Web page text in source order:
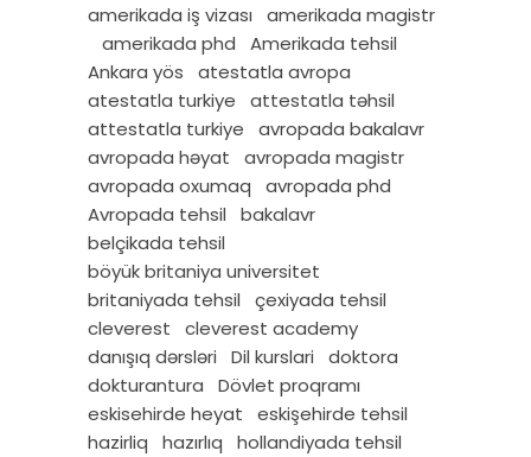
amerikada iş vizası
amerikada magistr
amerikada phd
Amerikada tehsil
Ankara yös
atestatla avropa
atestatla turkiye
attestatla təhsil
attestatla turkiye
avropada bakalavr
avropada həyat
avropada magistr
avropada oxumaq
avropada phd
Avropada tehsil
bakalavr
belçikada tehsil
böyük britaniya universitet
britaniyada tehsil
çexiyada tehsil
cleverest
cleverest academy
danışıq dərsləri
Dil kurslari
doktora
dokturantura
Dövlet proqramı
eskisehirde heyat
eskişehirde tehsil
hazirliq
hazırlıq
hollandiyada tehsil